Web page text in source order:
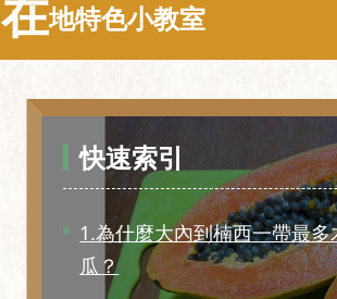
在地特色小教室
快速索引
1.為什麼大內到楠西一帶最多
瓜？